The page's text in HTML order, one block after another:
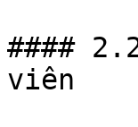
####
viên